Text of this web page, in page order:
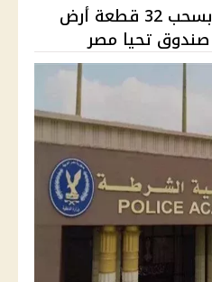
توفيق عكاشة يطالب بسحب 32 قطعة أرض
صندوق تحيا مصر